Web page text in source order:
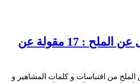
حكم و أقوال عن الملح : 17 مقولة عن
الملح من اقتباسات و كلمات المشاهير و